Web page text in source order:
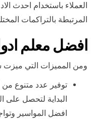
العملاء باستخدام احدث
المرتبطة بالتراكمات
افضل معلم
ومن المميزات التي ميزت
توفير عدد متنوع
البداية لتحصل على
افضل المواسير